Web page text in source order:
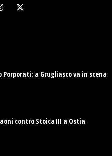
Porporati: a Grugliasco va in scena
contro Stoica III a Ostia